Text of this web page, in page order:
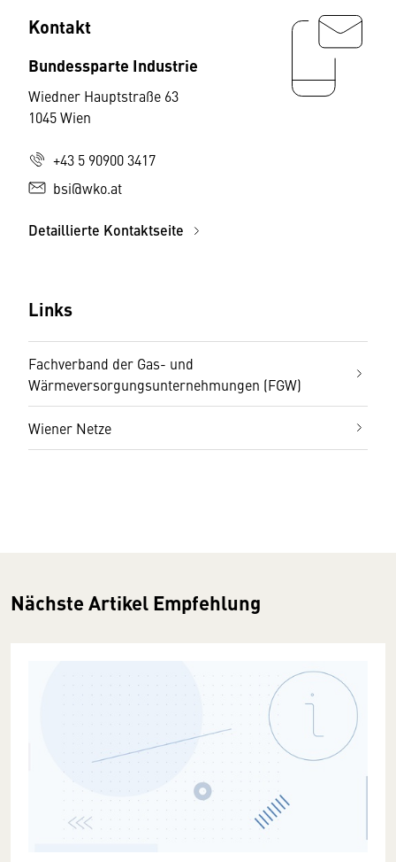
Kontakt
Bundessparte Industrie
Wiedner Hauptstraße 63
1045 Wien
+43 5 90900 3417
bsi@wko.at
Detaillierte Kontaktseite
Links
Fachverband der Gas- und
Wärmeversorgungsunternehmungen (FGW)
Wiener Netze
Nächste Artikel Empfehlung